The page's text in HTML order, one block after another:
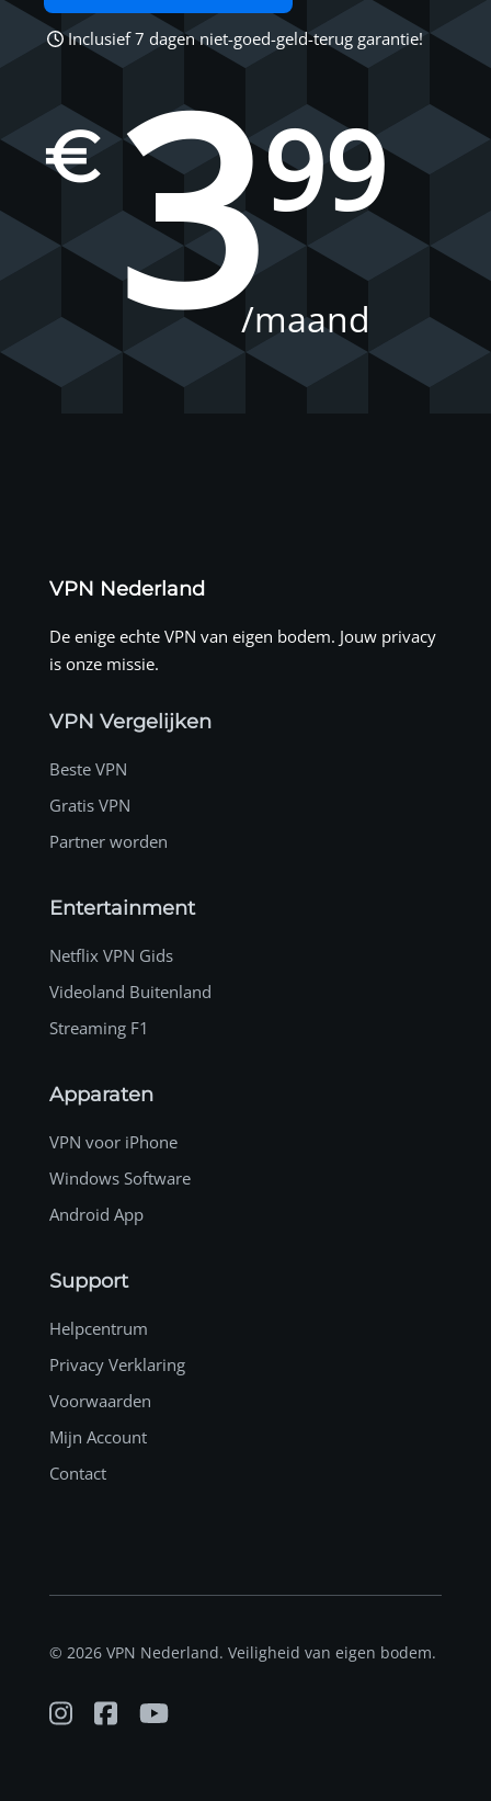
Inclusief 7 dagen niet-goed-geld-terug garantie!
€399
/maand
VPN Nederland
De enige echte VPN van eigen bodem. Jouw privacy
is onze missie.
VPN Vergelijken
Beste VPN
Gratis VPN
Partner worden
Entertainment
Netflix VPN Gids
Videoland Buitenland
Streaming F1
Apparaten
VPN voor iPhone
Windows Software
Android App
Support
Helpcentrum
Privacy Verklaring
Voorwaarden
Mijn Account
Contact
© 2026 VPN Nederland. Veiligheid van eigen bodem.